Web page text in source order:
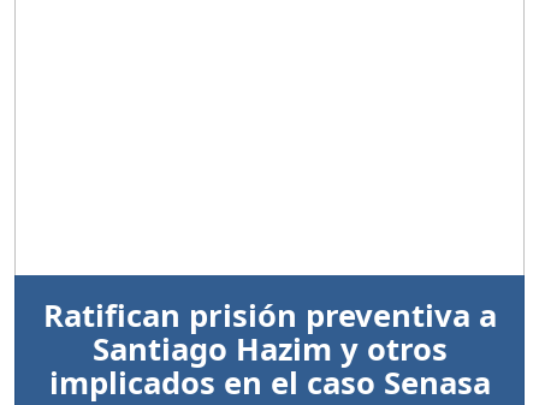
Ratifican prisión preventiva a
Santiago Hazim y otros
implicados en el caso Senasa